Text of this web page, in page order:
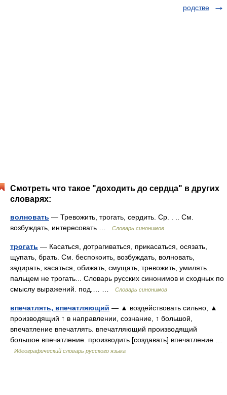
родстве
Смотреть что такое "доходить до сердца" в других
словарях:
волновать — Тревожить, трогать, сердить. Ср. . .. См.
возбуждать, интересовать …
Словарь синонимов
трогать — Касаться, дотрагиваться, прикасаться, осязать,
щупать, брать. См. беспокоить, возбуждать, волновать,
задирать, касаться, обижать, смущать, тревожить, умилять..
пальцем не трогать... Словарь русских синонимов и сходных по
смыслу выражений. под.… …
Словарь синонимов
впечатлять, впечатляющий — ▲ воздействовать сильно, ▲
производящий ↑ в направлении, сознание, ↑ большой,
впечатление впечатлять. впечатляющий производящий
большое впечатление. производить [создавать] впечатление …
Идеографический словарь русского языка